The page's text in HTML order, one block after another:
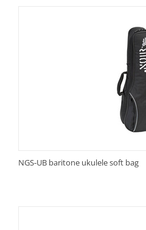
ΝGS-UB baritone ukulele soft bag